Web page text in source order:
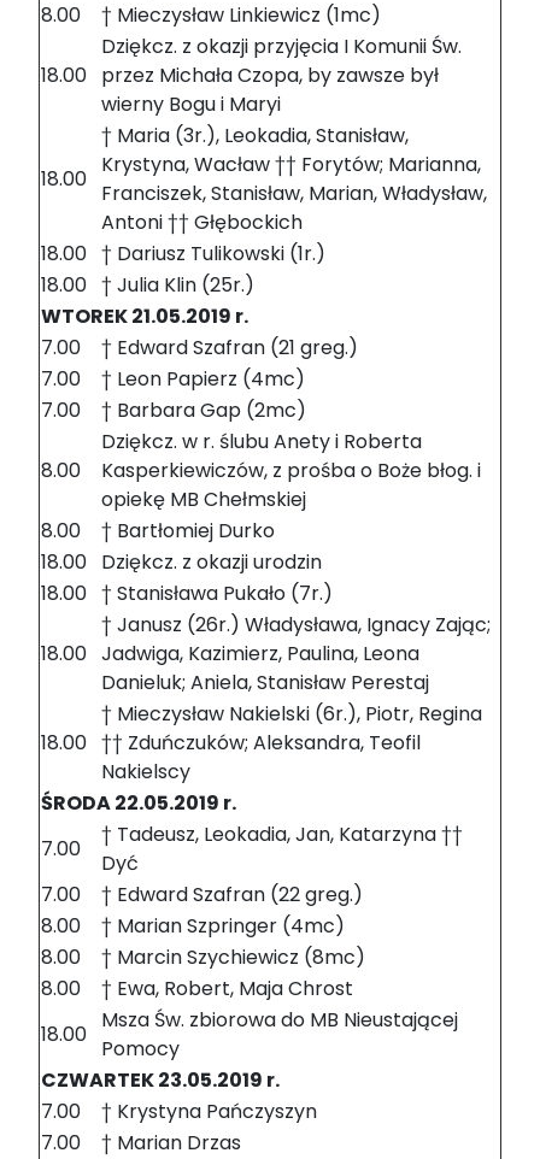
8.00
† Mieczysław Linkiewicz (1mc)
18.00
Dziękcz. z okazji przyjęcia I Komunii Św.
przez Michała Czopa, by zawsze był
wierny Bogu i Maryi
18.00
† Maria (3r.), Leokadia, Stanisław,
Krystyna, Wacław †† Forytów; Marianna,
Franciszek, Stanisław, Marian, Władysław,
Antoni †† Głębockich
18.00 † Dariusz Tulikowski (1r.)
18.00 † Julia Klin (25r.)
WTOREK 21.05.2019 r.
7.00
† Edward Szafran (21 greg.)
7.00
† Leon Papierz (4mc)
7.00
† Barbara Gap (2mc)
8.00
Dziękcz. w r. ślubu Anety i Roberta
Kasperkiewiczów, z prośba o Boże błog. i
opiekę MB Chełmskiej
8.00
† Bartłomiej Durko
18.00 Dziękcz. z okazji urodzin
18.00 † Stanisława Pukało (7r.)
18.00
† Janusz (26r.) Władysława, Ignacy Zając;
Jadwiga, Kazimierz, Paulina, Leona
Danieluk; Aniela, Stanisław Perestaj
18.00
† Mieczysław Nakielski (6r.), Piotr, Regina
†† Zduńczuków; Aleksandra, Teofil
Nakielscy
ŚRODA 22.05.2019 r.
7.00
† Tadeusz, Leokadia, Jan, Katarzyna ††
Dyć
7.00
† Edward Szafran (22 greg.)
8.00
† Marian Szpringer (4mc)
8.00
† Marcin Szychiewicz (8mc)
8.00
† Ewa, Robert, Maja Chrost
18.00
Msza Św. zbiorowa do MB Nieustającej
Pomocy
CZWARTEK 23.05.2019 r.
7.00
† Krystyna Pańczyszyn
7.00
† Marian Drzas